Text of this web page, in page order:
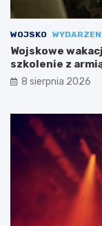
WOJSKO
Wojskowe
szkolenie z
8 sierpnia 2026